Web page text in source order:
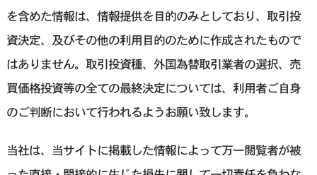
を含めた情報は、情報提供を目的のみとしており、取引投
資決定、及びその他の利用目的のために作成されたもので
はありません。取引投資種、外国為替取引業者の選択、売
買価格投資等の全ての最終決定については、利用者ご自身
のご判断において行われるようお願い致します。
当社は、当サイトに掲載した情報によって万一閲覧者が被